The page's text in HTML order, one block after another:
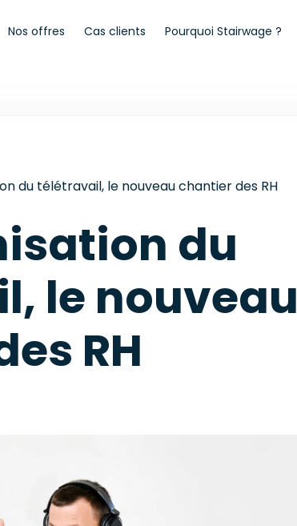
Nos offres Cas clients Pourquoi Stairwage ?
du télétravail, le nouveau chantier des RH
du
le nouveau
RH